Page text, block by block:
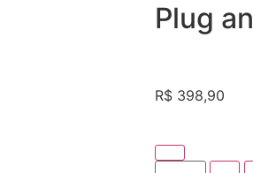
Plug
R$ 398,90